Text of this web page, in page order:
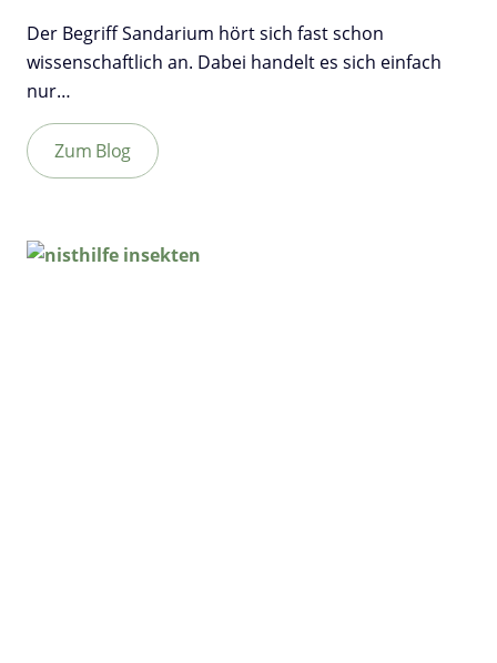
Der Begriff Sandarium hört sich fast schon
wissenschaftlich an. Dabei handelt es sich einfach
nur…
Zum Blog